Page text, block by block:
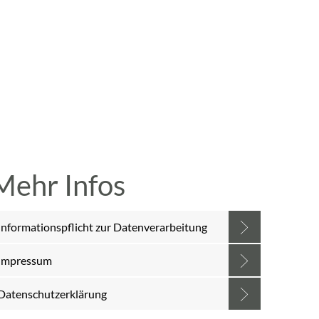
Infos
zur Datenverarbeitung